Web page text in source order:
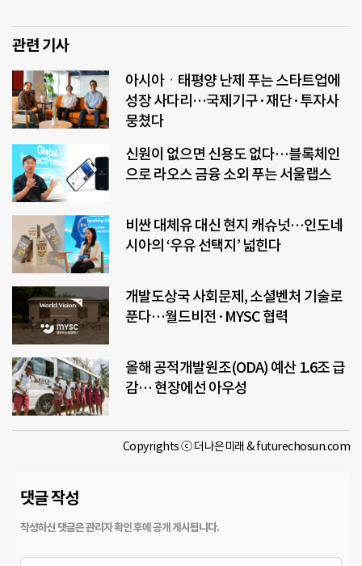
관련 기사
아시아ㆍ태평양 난제 푸는 스타트업에
성장 사다리…국제기구·재단·투자사
뭉쳤다
신원이 없으면 신용도 없다…블록체인
으로 라오스 금융 소외 푸는 서울랩스
비싼 대체유 대신 현지 캐슈넛…인도네
시아의 ‘우유 선택지’ 넓힌다
개발도상국 사회문제, 소셜벤처 기술로
푼다…월드비전·MYSC 협력
올해 공적개발원조(ODA) 예산 1.6조 급
감… 현장에선 아우성
Copyrights ⓒ 더나은미래 & futurechosun.com
댓글 작성